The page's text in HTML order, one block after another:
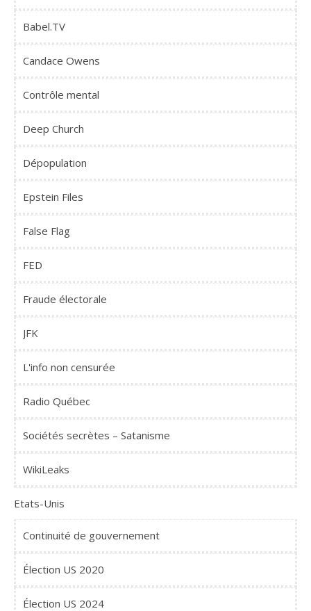
Babel.TV
Candace Owens
Contrôle mental
Deep Church
Dépopulation
Epstein Files
False Flag
FED
Fraude électorale
JFK
L'info non censurée
Radio Québec
Sociétés secrètes – Satanisme
WikiLeaks
Etats-Unis
Continuité de gouvernement
Élection US 2020
Élection US 2024